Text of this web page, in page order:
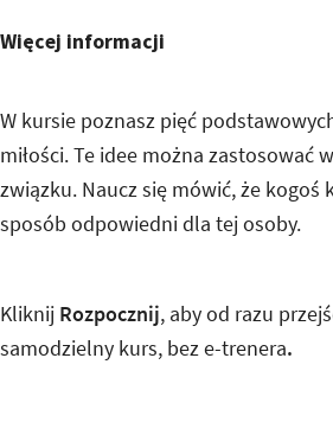
Więcej informacji
W kursie poznasz pięć
miłości. Te idee można zastosować
związku. Naucz się mówić, że kogoś
sposób odpowiedni dla tej osoby.
Kliknij Rozpocznij, aby od razu
samodzielny kurs, bez e-trenera.